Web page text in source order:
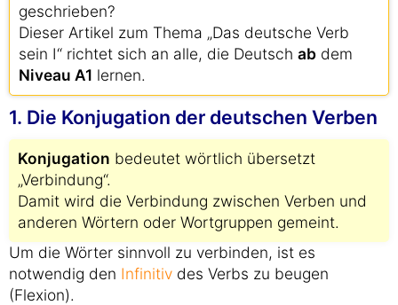
geschrieben?
Dieser Artikel zum Thema „Das deutsche Verb
sein I“ richtet sich an alle, die Deutsch ab dem
Niveau A1 lernen.
1. Die Konjugation der deutschen Verben
Konjugation bedeutet wörtlich übersetzt
„Verbindung“.
Damit wird die Verbindung zwischen Verben und
anderen Wörtern oder Wortgruppen gemeint.
Um die Wörter sinnvoll zu verbinden, ist es
notwendig den Infinitiv des Verbs zu beugen
(Flexion).